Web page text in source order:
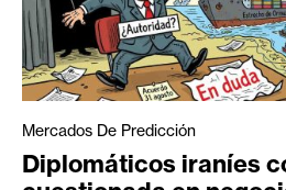
Mercados De Predicción
Diplomáticos iraníes